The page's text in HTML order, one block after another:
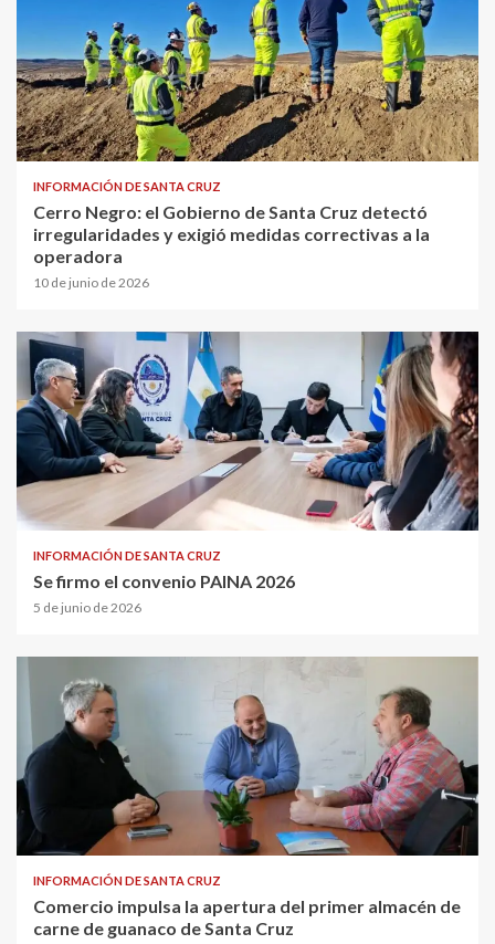
INFORMACIÓN DE SANTA CRUZ
Cerro Negro: el Gobierno de Santa Cruz detectó
irregularidades y exigió medidas correctivas a la
operadora
10 de junio de 2026
INFORMACIÓN DE SANTA CRUZ
Se firmo el convenio PAINA 2026
5 de junio de 2026
INFORMACIÓN DE SANTA CRUZ
Comercio impulsa la apertura del primer almacén de
carne de guanaco de Santa Cruz